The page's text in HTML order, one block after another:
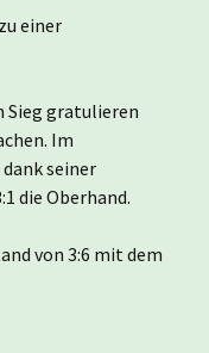
einer
Sieg gratulieren
Im
seiner
die Oberhand.
von 3:6 mit dem